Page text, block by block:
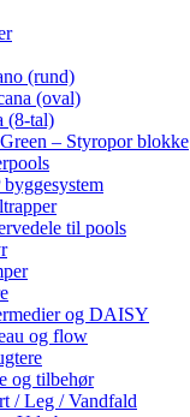
(rund)
(oval)
(8-tal)
– Styropor blokke
byggesystem
til pools
og DAISY
og flow
og tilbehør
/ Leg / Vandfald